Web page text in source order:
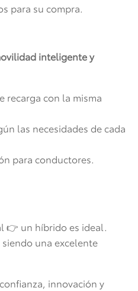
para su compra.
inteligente y
recarga con la misma
las necesidades de cada
para conductores.
👉 un híbrido es ideal.
una excelente
innovación y